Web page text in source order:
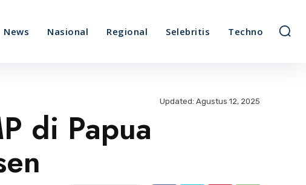
News Nasional Regional Selebritis Techno
Updated: Agustus 12, 2025
di Papua